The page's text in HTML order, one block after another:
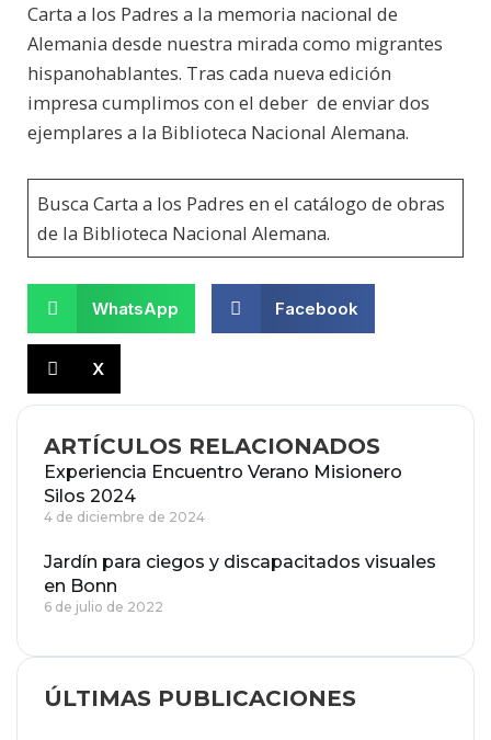
Carta a los Padres a la memoria nacional de
Alemania desde nuestra mirada como migrantes
hispanohablantes. Tras cada nueva edición
impresa cumplimos con el deber de enviar dos
ejemplares a la Biblioteca Nacional Alemana.
Busca Carta a los Padres en el catálogo de obras
de la Biblioteca Nacional Alemana.
WhatsApp Facebook
X
ARTÍCULOS RELACIONADOS
Experiencia Encuentro Verano Misionero
Silos 2024
4 de diciembre de 2024
Jardín para ciegos y discapacitados visuales
en Bonn
6 de julio de 2022
ÚLTIMAS PUBLICACIONES